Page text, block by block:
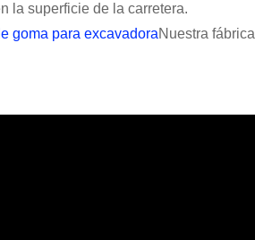
la superficie de la carretera.
goma para excavadoraNuestra fábrica